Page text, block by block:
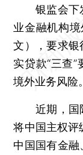
银监会下发
业金融机构
文），要求
实贷款“三查
境外业务风险。
近期，国际
将中国主权评
中国国有金